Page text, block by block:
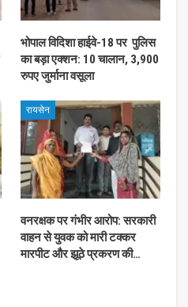
भोपाल विदिशा हाईवे-18 पर पुलिस
का बड़ा एक्शन: 10 चालान, 3,900
रुपए जुर्माना वसूला
रायसेन
वनरक्षक पर गंभीर आरोप: सरकारी
वाहन से युवक को मारी टक्कर
मारपीट और झूठे प्रकरण की…